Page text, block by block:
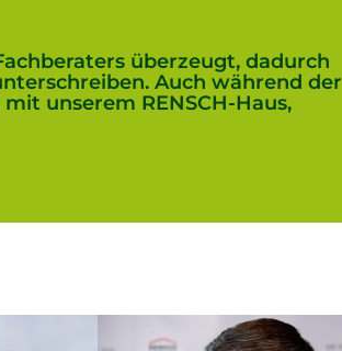
überzeugt, dadurch
Auch während der
unserem RENSCH-Haus,